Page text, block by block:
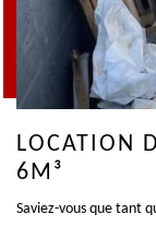
LOCATION
6M³
Saviez-vous que tant